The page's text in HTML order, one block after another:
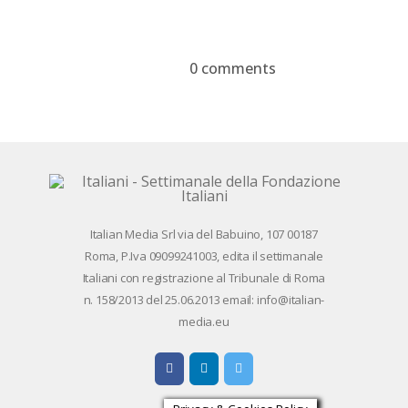
0 comments
Devi essere connesso per inviare un
commento.
Ita­lian Me­dia Srl via del Ba­bui­no, 107 00187
Roma, P.Iva 09099241003, edi­ta il set­ti­ma­na­le
Ita­lia­ni con re­gi­stra­zio­ne al Tri­bu­na­le di Roma
n. 158/​2013 del 25.06.2013 email: info@ita­lian­
me­dia.eu